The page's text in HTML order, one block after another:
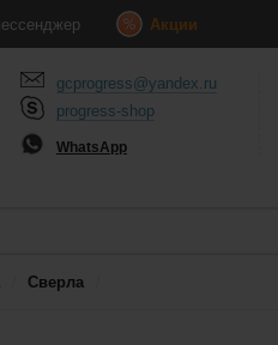
Акции
gcprogress@yandex.ru
progress-shop
WhatsApp
Сверла